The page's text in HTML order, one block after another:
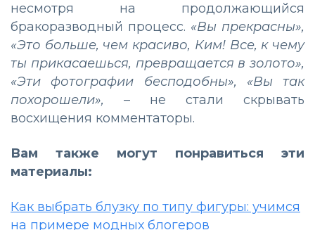
несмотря на продолжающийся
бракоразводный процесс. «Вы прекрасны»,
«Это больше, чем красиво, Ким! Все, к чему
ты прикасаешься, превращается в золото»,
«Эти фотографии бесподобны», «Вы так
похорошели», – не стали скрывать
восхищения комментаторы.
Вам также могут понравиться эти
материалы:
Как выбрать блузку по типу фигуры: учимся
на примере модных блогеров